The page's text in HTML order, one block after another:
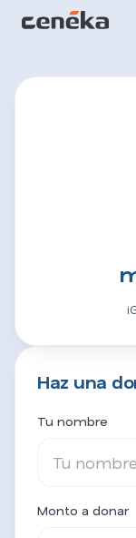
Haz una
Tu nombre
Monto a donar